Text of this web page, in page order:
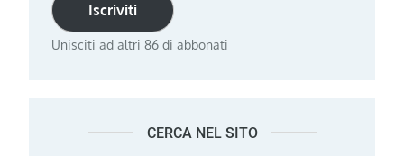
Iscriviti
Unisciti ad altri 86 di abbonati
CERCA NEL SITO